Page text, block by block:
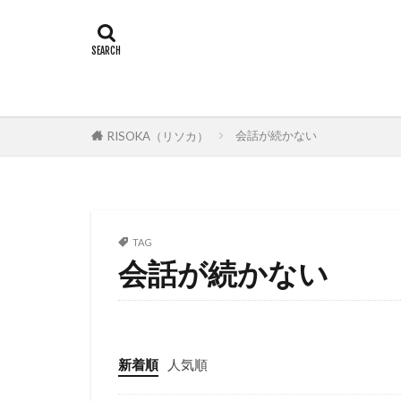
RISOKA（リソカ） 会話が続かない
TAG
会話が続かない
新着順 人気順